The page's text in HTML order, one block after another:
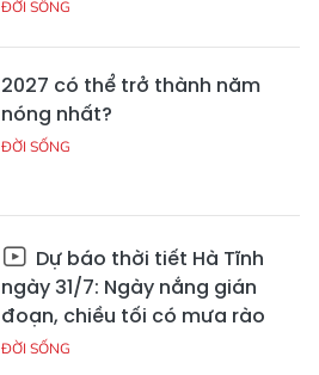
ĐỜI SỐNG
2027 có thể trở thành năm
nóng nhất?
ĐỜI SỐNG
Dự báo thời tiết Hà Tĩnh
ngày 31/7: Ngày nắng gián
đoạn, chiều tối có mưa rào
ĐỜI SỐNG